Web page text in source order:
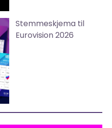
Stemmeskjema til
Eurovision 2026